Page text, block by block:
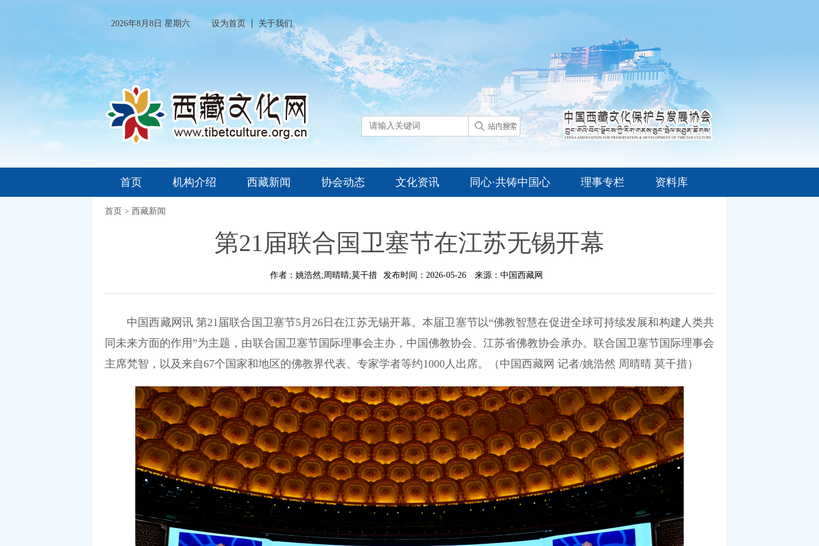
2026年8月8日 星期六 设为首页 关于我们
首页 机构介绍 西藏新闻 协会动态 文化资讯 同心·共铸中国心 理事专栏 资料库
首页 > 西藏新闻
第21届联合国卫塞节在江苏无锡开幕
作者：姚浩然;周晴晴;莫干措 发布时间：2026-05-26 来源：中国西藏网
中国西藏网讯 第21届联合国卫塞节5月26日在江苏无锡开幕。本届卫塞节以“佛教智慧在促进全球可持续发展和构建人类共
同未来方面的作用”为主题，由联合国卫塞节国际理事会主办，中国佛教协会、江苏省佛教协会承办。联合国卫塞节国际理事会
主席梵智，以及来自67个国家和地区的佛教界代表、专家学者等约1000人出席。
（ 中国西藏网 记者/姚浩然 周晴晴 莫干措）